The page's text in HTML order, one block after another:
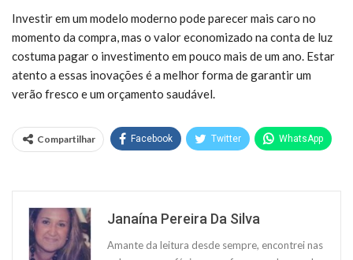
Investir em um modelo moderno pode parecer mais caro no
momento da compra, mas o valor economizado na conta de luz
costuma pagar o investimento em pouco mais de um ano. Estar
atento a essas inovações é a melhor forma de garantir um
verão fresco e um orçamento saudável.
Compartilhar Facebook Twitter WhatsApp
Janaína Pereira Da Silva
Amante da leitura desde sempre, encontrei nas